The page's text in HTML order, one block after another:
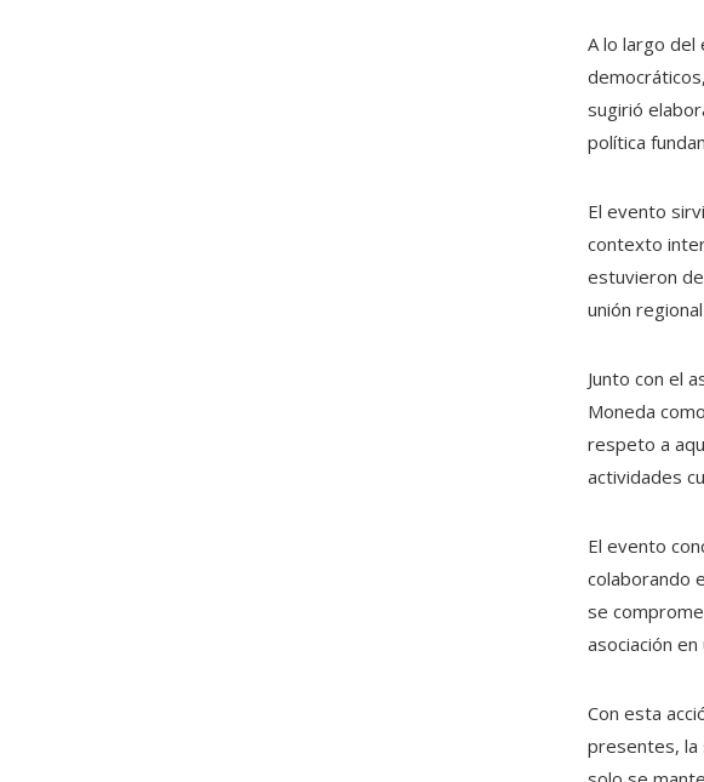
A lo largo del
sugirió
política
El evento
contexto
estuvieron
unión
Junto con el
Moneda
respeto a
actividades
El evento
colaborando
se
asociación
Con esta
presentes, la